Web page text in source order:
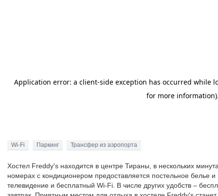
Wi-Fi Паркинг Трансфер из аэропорта
Хостел Freddy's находится в центре Тираны, в нескольких
номерах с кондиционером предоставляется постельное белье
телевидение и бесплатный Wi-Fi. В числе других удобств –